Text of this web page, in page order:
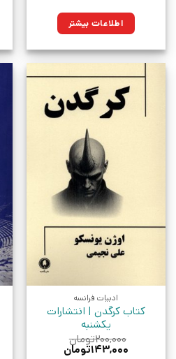
اطلاعات بیشتر
ادبیات فرانسه
کتاب کرگدن | انتشارات
یکشنبه
۲۰۰,۰۰۰تومان
قیمت
۱۴۳,۰۰۰تومان